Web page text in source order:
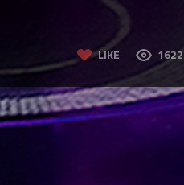
LIKE 1622